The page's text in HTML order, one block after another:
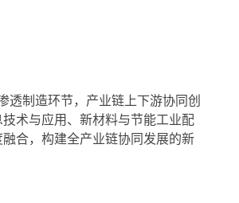
制造环节，产业链上下游协同创
术与应用、新材料与节能工业配
合，构建全产业链协同发展的新